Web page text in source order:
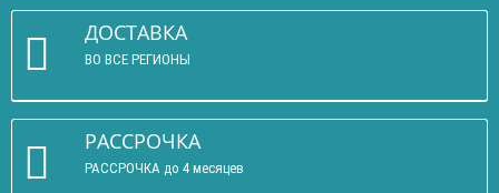
ДОСТАВКА
ВО ВСЕ РЕГИОНЫ
РАССРОЧКА
РАССРОЧКА до 4 месяцев